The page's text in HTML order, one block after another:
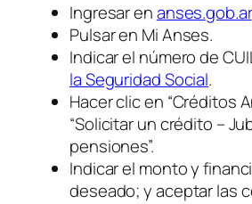
Ingresar enanses.gob.ar
Pulsar en Mi Anses.
Indicar el número de
la Seguridad Social.
Hacer clic en “Créditos
“Solicitar un crédito –
pensiones”.
Indicar el monto y
deseado; y aceptar las